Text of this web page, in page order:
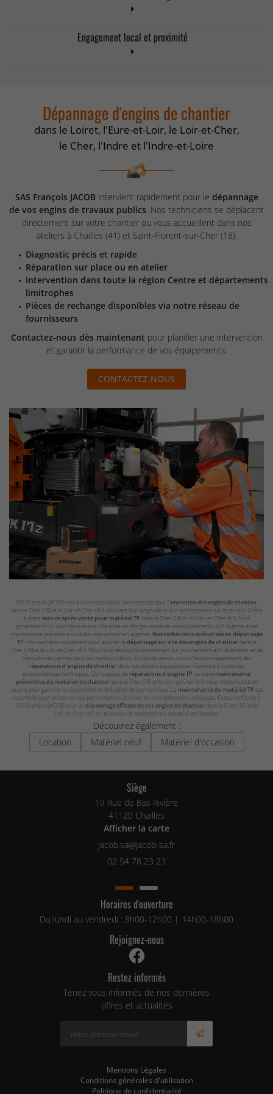
Engagement local et proximité
Dépannage d'engins de chantier
dans le Loiret, l'Eure-et-Loir, le Loir-et-Cher,
le Cher, l'Indre et l'Indre-et-Loire
SAS François JACOBintervient rapidement pour le dépannage
de vos engins de travaux publics. Nos techniciens se déplacent
directement sur votre chantier ou vous accueillent dans nos
ateliers à Chailles (41) et Saint-Florent-sur-Cher (18).
Diagnostic précis et rapide
Réparation sur place ou en atelier
Intervention dans toute la région Centre et départements
limitrophes
Pièces de rechange disponibles via notre réseau de
fournisseurs
Contactez-nous dès maintenant pour planifier une intervention
et garantir la performance de vos équipements.
CONTACTEZ-NOUS
SAS François JACOB met à votre disposition son expertise pour l’entretien des engins de chantier
dans le Cher (18) et le Loir-et-Cher (41), assurant leur longévité et leur performance sur le terrain. Grâce
à notre service après-vente pour matériel TP dans le Cher (18) et le Loir- et-Cher (41), nous
garantissons un suivi rigoureux et une prise en charge rapide de vos équipements, qu’il s’agisse d’une
maintenance préventive ou d’une intervention en urgence. Nos techniciens spécialisés en dépannage
TP interviennent rapidement pour assurer le dépannage sur site des engins de chantierdans le
Cher (18) et le Loir-et-Cher (41). Nous nous déplaçons directement sur vos chantiers afin d’identifier et de
résoudre les pannes dans les meilleurs délais. En cas de besoin, nous effectuons également des
réparations d’engins de chantierdans nos ateliers équipés pour répondre à toutes les
problématiques techniques. Qu’il s’agisse de réparations d’engins TP ou d’une maintenance
préventive du matériel de chantierdans le Cher (18) et le Loir-et-Cher (41), nous mettons tout en
œuvre pour garantir la disponibilité et la fiabilité de vos machines. La maintenance du matériel TP est
essentielle pour préserver ses performances et éviter les immobilisations coûteuses. Faites confiance à
SAS François JACOB pour undépannage efficace de vos engins de chantierdans le Cher (18) et le
Loir-et-Cher (41) et un service de maintenance adapté à vos besoins.
Découvrez également :
Location
Matériel neuf Matériel d'occasion
Siège
19 Rue de Bas Rivière
41120 Chailles
Afficher la carte
02 54 78 23 23
Horaires d'ouverture
Du lundi au vendredi : 8h00-12h00 | 14h00-18h00
Rejoignez-nous
Restez informés
Tenez vous informés de nos dernières
offres et actualités
Mentions Légales
Conditions générales d'utilisation
Politique de confidentialité